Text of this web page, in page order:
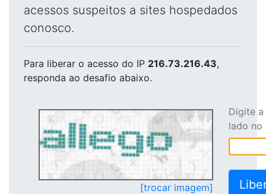
acessos suspeitos a sites hospedados
conosco.
Para liberar o acesso do IP 216.73.216.43,
responda ao desafio abaixo.
[trocar imagem]
Digite
lado no